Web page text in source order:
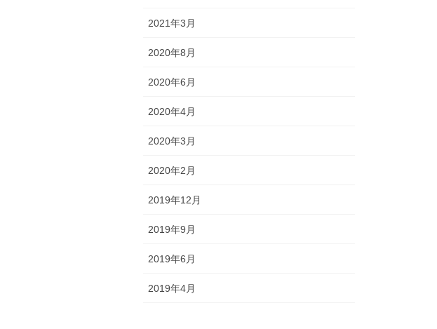
2021年3月
2020年8月
2020年6月
2020年4月
2020年3月
2020年2月
2019年12月
2019年9月
2019年6月
2019年4月